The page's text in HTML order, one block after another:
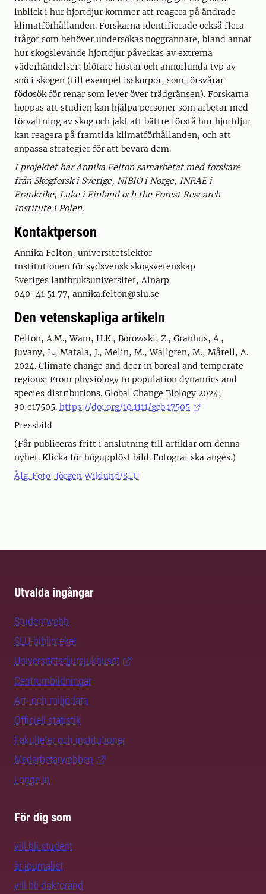
inblick i hur hjortdjur kommer att reagera på ändrade
klimatförhållanden. Forskarna identifierade också flera
frågor som behöver undersökas noggrannare, bland annat
hur skogslevande hjortdjur påverkas av extrema
väderhändelser, blötare höstar och annorlunda typ av
snö i skogen (till exempel isskorpor, som försvårar
födosök för renar som lever över trädgränsen). Forskarna
hoppas att studien kan hjälpa personer som arbetar med
förvaltning av skog och jakt att bättre förstå hur hjortdjur
kan reagera på framtida klimatförhållanden, och att
anpassa strategier för att bevara dem.
I projektet har Annika Felton samarbetat med forskare
från Skogforsk i Sverige, NIBIO i Norge, INRAE i
Frankrike, Luke i Finland och the Forest Research
Institute i Polen.
Kontaktperson
Annika Felton, universitetslektor
Institutionen för sydsvensk skogsvetenskap
Sveriges lantbruksuniversitet, Alnarp
040-41 51 77, annika.felton@slu.se
Den vetenskapliga artikeln
Felton, A.M., Wam, H.K., Borowski, Z., Granhus, A.,
Juvany, L., Matala, J., Melin, M., Wallgren, M., Mårell, A.
2024. Climate change and deer in boreal and temperate
regions: From physiology to population dynamics and
species distributions. Global Change Biology 2024;
30:e17505. https://doi.org/10.1111/gcb.17505
Pressbild
(Får publiceras fritt i anslutning till artiklar om denna
nyhet. Klicka för högupplöst bild. Fotograf ska anges.)
Älg. Foto: Jörgen Wiklund/SLU
Utvalda ingångar
Studentwebb
SLU-biblioteket
Universitetsdjursjukhuset
Centrumbildningar
Art- och miljödata
Officiell statistik
Fakulteter och institutioner
Medarbetarwebben
Logga in
För dig som
vill bli student
är journalist
vill bli doktorand